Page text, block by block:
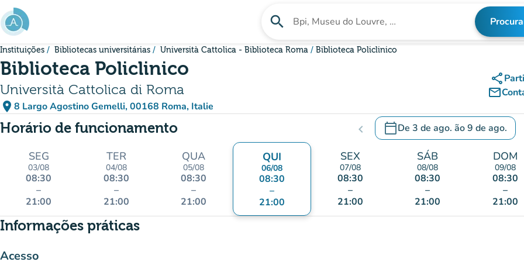
Ir para o conteúdo principal
search Procura uma instituição
Instituições Bibliotecas universitárias Università Cattolica - Biblioteca Roma Biblioteca Policlinico
Biblioteca Policlinico
Università Cattolica di Roma
place 8 Largo Agostino Gemelli, 00168 Roma, Italie
(abrir no Google Maps)
(novo separador)
share
mail_outline
Horário de funcionamento chevron_left calendar_todayDe 3 de ago. ão9 de ago.
.Abra o calendário para alterar as
SEG
03/08
08:30
–
21:00
TER
04/08
08:30
–
21:00
QUA
05/08
08:30
–
21:00
QUI
06/08
08:30
–
21:00
SEX
07/08
08:30
–
21:00
SÁB
08/08
08:30
–
21:00
DOM
09/08
08:30
–
21:00
Informações práticas
Acesso